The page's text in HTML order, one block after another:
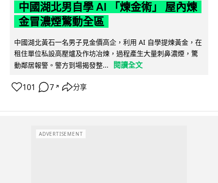
中國湖北男自學 AI 「煉金術」 屋內煉
金冒濃煙驚動全區
中國湖北黃石一名男子見金價高企，利用 AI 自學提煉黃金，在
租住單位私設高壓爐及作坊冶煉，過程產生大量刺鼻濃煙，驚
動鄰居報警。警方到場揭發整...
閱讀全文
101 7 ↗ 分享
ADVERTISEMENT